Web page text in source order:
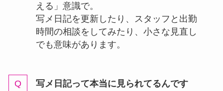
える」意識で。
写メ日記を更新したり、スタッフと出勤
時間の相談をしてみたり、小さな見直し
でも意味があります。
写メ日記って本当に見られてるんです